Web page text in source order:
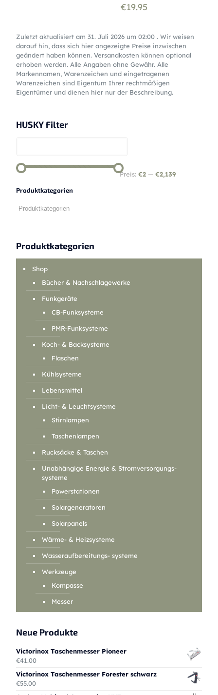
€19.95
Zuletzt aktualisiert am 31. Juli 2026 um 02:00 . Wir weisen
darauf hin, dass sich hier angezeigte Preise inzwischen
geändert haben können. Versandkosten können optional
erhoben werden. Alle Angaben ohne Gewähr. Alle
Markennamen, Warenzeichen und eingetragenen
Warenzeichen sind Eigentum Ihrer rechtmäßigen
Eigentümer und dienen hier nur der Beschreibung.
HUSKY Filter
Preis: €2 — €2,139
Produktkategorien
Produktkategorien
Shop
Bücher & Nachschlagewerke
Funkgeräte
CB-Funksysteme
PMR-Funksysteme
Koch- & Backsysteme
Flaschen
Kühlsysteme
Lebensmittel
Licht- & Leuchtsysteme
Stirnlampen
Taschenlampen
Rucksäcke & Taschen
Unabhängige Energie & Stromversorgungs-
systeme
Powerstationen
Solargeneratoren
Solarpanels
Wärme- & Heizsysteme
Wasseraufbereitungs- systeme
Werkzeuge
Kompasse
Messer
Neue Produkte
Victorinox Taschenmesser Pioneer
€41.00
Victorinox Taschenmesser Forester schwarz
€55.00